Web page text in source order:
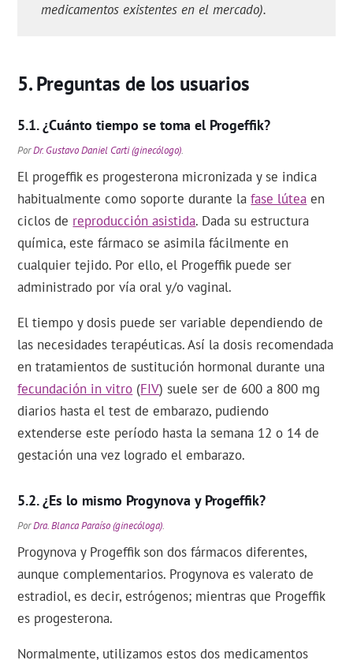
medicamentos existentes en el mercado).
Preguntas de los usuarios
¿Cuánto tiempo se toma el Progeffik?
PorDr. Gustavo Daniel Carti (ginecólogo).
El progeffik es progesterona micronizada y se indica
habitualmente como soporte durante lafase lútea en
ciclos de reproducción asistida. Dada su estructura
química, este fármaco se asimila fácilmente en
cualquier tejido. Por ello, el Progeffik puede ser
administrado por vía oral y/o vaginal.
El tiempo y dosis puede ser variable dependiendo de
las necesidades terapéuticas. Así la dosis recomendada
en tratamientos de sustitución hormonal durante una
fecundación in vitro (FIV) suele ser de 600 a 800 mg
diarios hasta el test de embarazo, pudiendo
extenderse este período hasta la semana 12 o 14 de
gestación una vez logrado el embarazo.
¿Es lo mismo Progynova y Progeffik?
PorDra. Blanca Paraíso (ginecóloga).
Progynova y Progeffik son dos fármacos diferentes,
aunque complementarios. Progynova es valerato de
estradiol, es decir, estrógenos; mientras que Progeffik
es progesterona.
Normalmente, utilizamos estos dos medicamentos